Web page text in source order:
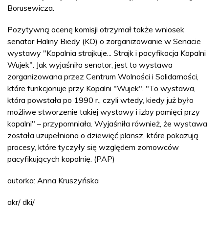
Borusewicza.
Pozytywną ocenę komisji otrzymał także wniosek
senator Haliny Biedy (KO) o zorganizowanie w Senacie
wystawy "Kopalnia strajkuje... Strajk i pacyfikacja Kopalni
Wujek". Jak wyjaśniła senator, jest to wystawa
zorganizowana przez Centrum Wolności i Solidarności,
które funkcjonuje przy Kopalni "Wujek". "To wystawa,
która powstała po 1990 r., czyli wtedy, kiedy już było
możliwe stworzenie takiej wystawy i izby pamięci przy
kopalni" – przypomniała. Wyjaśniła również, że wystawa
została uzupełniona o dziewięć plansz, które pokazują
procesy, które tyczyły się względem zomowców
pacyfikujących kopalnię. (PAP)
autorka: Anna Kruszyńska
akr/ dki/